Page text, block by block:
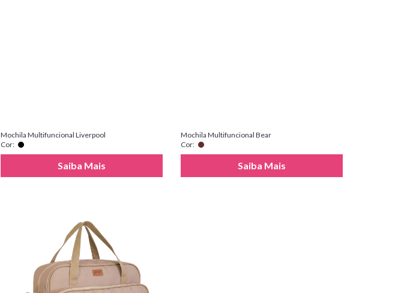
Mochila Multifuncional Liverpool
Cor:
Saiba Mais
Mochila Multifuncional Bear
Cor:
Saiba Mais